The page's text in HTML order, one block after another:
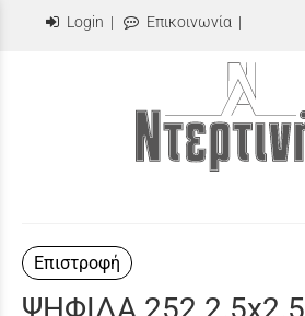
Login | Επικοινωνία |
Επιστροφή